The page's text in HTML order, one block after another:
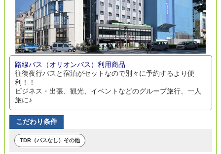
路線バス（オリオンバス）利用商品
往復夜行バスと宿泊がセットなので別々に予約するより便
利！！
ビジネス・出張、観光、イベントなどのグループ旅行、一人
旅に♪
こだわり条件
TDR（パスなし）その他